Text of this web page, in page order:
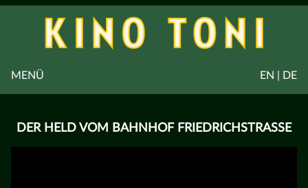
EN | DE
MENÜ
DER HELD VOM BAHNHOF FRIEDRICHSTRASSE